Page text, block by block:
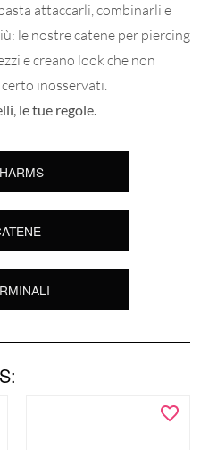
attaccarli, combinarli e
le nostre catene per piercing
e creano look che non
inosservati.
le tue regole.